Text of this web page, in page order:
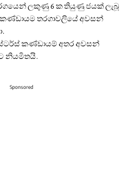
ලකුණු 6 ක තියුණු ජයක් ලැබූ
තරගාවලියේ අවසන්
කණ්ඩායම් අතර අවසන්
නියමිතයි.
Sponsored